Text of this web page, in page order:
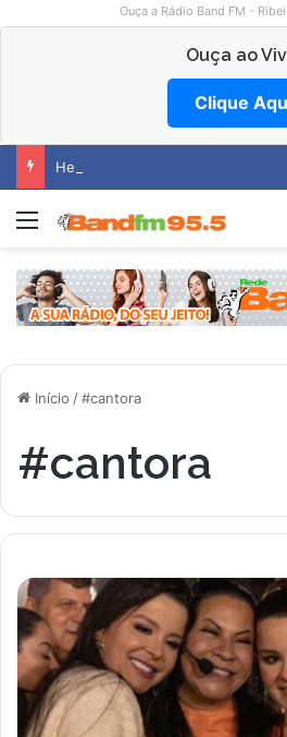
Ouça a Rádio Band FM -
Ouça ao
Clique
Hemocentro abre vagas na região
Menu
Início /#cantora
#cantora